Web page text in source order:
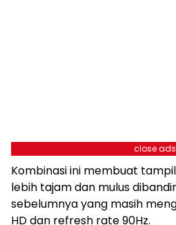
close ads
Kombinasi ini membuat
lebih tajam dan mulus
sebelumnya yang masih
HD dan refresh rate 90Hz.